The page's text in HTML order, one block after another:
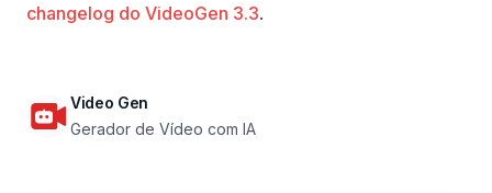
changelog do VideoGen 3.3.
Video Gen
Gerador de Vídeo com IA